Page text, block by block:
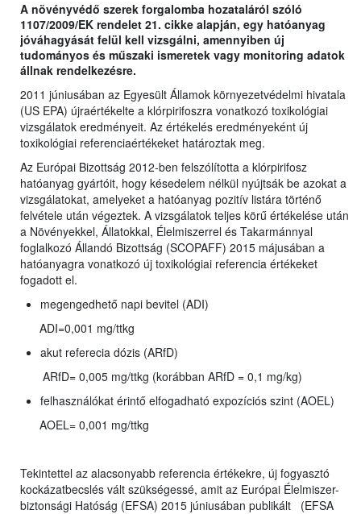
A növényvédő szerek forgalomba hozataláról szóló
1107/2009/EK rendelet 21. cikke alapján, egy hatóanyag
jóváhagyását felül kell vizsgálni, amennyiben új
tudományos és műszaki ismeretek vagy monitoring adatok
állnak rendelkezésre.
2011 júniusában az Egyesült Államok környezetvédelmi hivatala
(US EPA) újraértékelte a klórpirifoszra vonatkozó toxikológiai
vizsgálatok eredményeit. Az értékelés eredményeként új
toxikológiai referenciaértékeket határoztak meg.
Az Európai Bizottság 2012-ben felszólította a klórpirifosz
hatóanyag gyártóit, hogy késedelem nélkül nyújtsák be azokat a
vizsgálatokat, amelyeket a hatóanyag pozitív listára történő
felvétele után végeztek. A vizsgálatok teljes körű értékelése után
a Növényekkel, Állatokkal, Élelmiszerrel és Takarmánnyal
foglalkozó Állandó Bizottság (SCOPAFF) 2015 májusában a
hatóanyagra vonatkozó új toxikológiai referencia értékeket
fogadott el.
megengedhető napi bevitel (ADI)
ADI=0,001 mg/ttkg
akut referecia dózis (ARfD)
ARfD= 0,005 mg/ttkg (korábban ARfD = 0,1 mg/kg)
felhasználókat érintő elfogadható expozíciós szint (AOEL)
AOEL= 0,001 mg/ttkg
Tekintettel az alacsonyabb referencia értékekre, új fogyasztó
kockázatbecslés vált szükségessé, amit az Európai Élelmiszer-
biztonsági Hatóság (EFSA) 2015 júniusában publikált (EFSA